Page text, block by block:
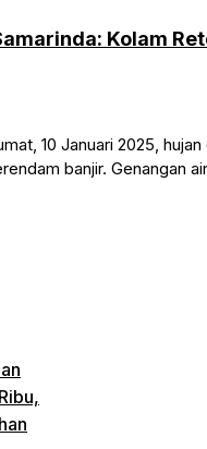
Kolam
10 Januari 2025,
banjir. Genangan